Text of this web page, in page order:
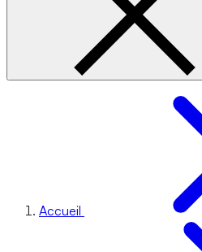
Accueil